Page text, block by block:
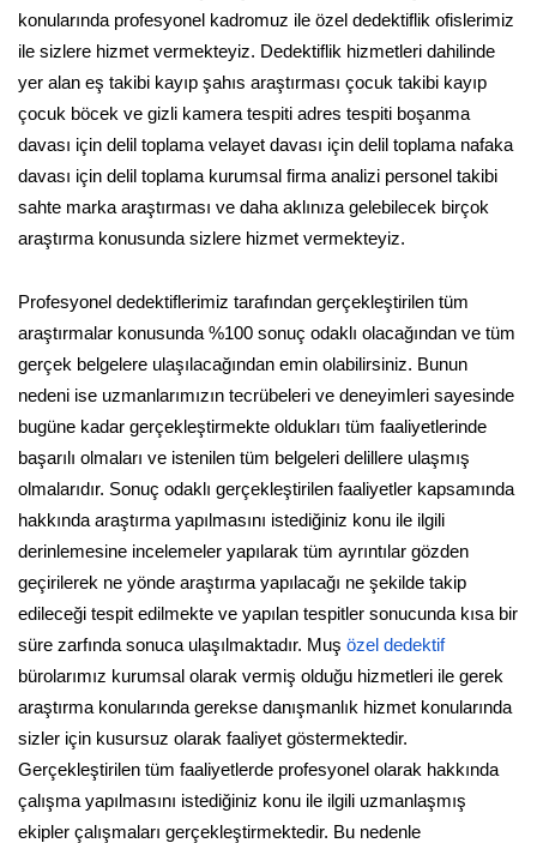
konularında profesyonel kadromuz ile özel dedektiflik ofislerimiz
ile sizlere hizmet vermekteyiz. Dedektiflik hizmetleri dahilinde
yer alan eş takibi kayıp şahıs araştırması çocuk takibi kayıp
çocuk böcek ve gizli kamera tespiti adres tespiti boşanma
davası için delil toplama velayet davası için delil toplama nafaka
davası için delil toplama kurumsal firma analizi personel takibi
sahte marka araştırması ve daha aklınıza gelebilecek birçok
araştırma konusunda sizlere hizmet vermekteyiz.
Profesyonel dedektiflerimiz tarafından gerçekleştirilen tüm
araştırmalar konusunda %100 sonuç odaklı olacağından ve tüm
gerçek belgelere ulaşılacağından emin olabilirsiniz. Bunun
nedeni ise uzmanlarımızın tecrübeleri ve deneyimleri sayesinde
bugüne kadar gerçekleştirmekte oldukları tüm faaliyetlerinde
başarılı olmaları ve istenilen tüm belgeleri delillere ulaşmış
olmalarıdır. Sonuç odaklı gerçekleştirilen faaliyetler kapsamında
hakkında araştırma yapılmasını istediğiniz konu ile ilgili
derinlemesine incelemeler yapılarak tüm ayrıntılar gözden
geçirilerek ne yönde araştırma yapılacağı ne şekilde takip
edileceği tespit edilmekte ve yapılan tespitler sonucunda kısa bir
süre zarfında sonuca ulaşılmaktadır. Muş özel dedektif
bürolarımız kurumsal olarak vermiş olduğu hizmetleri ile gerek
araştırma konularında gerekse danışmanlık hizmet konularında
sizler için kusursuz olarak faaliyet göstermektedir.
Gerçekleştirilen tüm faaliyetlerde profesyonel olarak hakkında
çalışma yapılmasını istediğiniz konu ile ilgili uzmanlaşmış
ekipler çalışmaları gerçekleştirmektedir. Bu nedenle